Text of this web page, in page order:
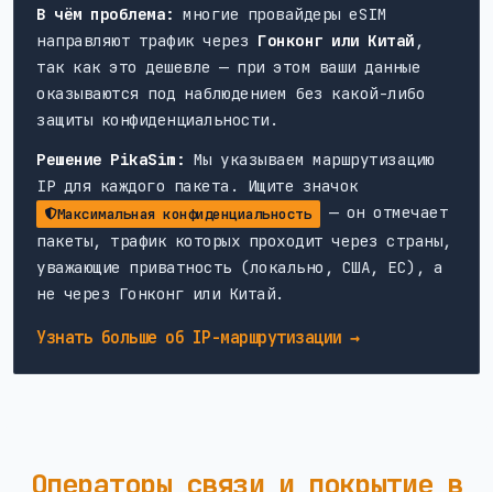
В чём проблема: многие провайдеры eSIM
направляют трафик через Гонконг или Китай ,
так как это дешевле — при этом ваши данные
оказываются под наблюдением без какой-либо
защиты конфиденциальности.
Решение PikaSim: Мы указываем маршрутизацию
IP для каждого пакета. Ищите значок
Максимальная конфиденциальность
— он отмечает
пакеты, трафик которых проходит через страны,
уважающие приватность (локально, США, ЕС), а
не через Гонконг или Китай.
Узнать больше об IP-маршрутизации →